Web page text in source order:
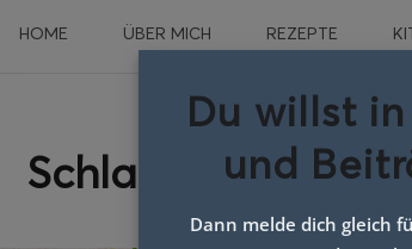
HOME ÜBER MICH REZEPTE
Schlagwort:
Du willst
und
Dann melde dich gleich